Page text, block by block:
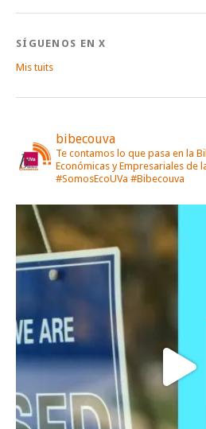
SÍGUENOS EN X
Mis tuits
bibecouva
Te contamos lo que pasa en la
Económicas y Empresariales de
#SomosEcoUVa #Bibecouva